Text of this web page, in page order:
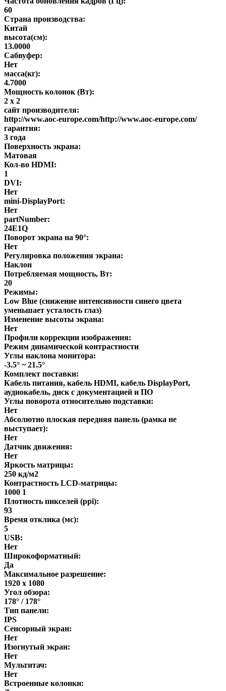
60
Страна производства:
Китай
высота(см):
13.0000
Сабвуфер:
Нет
масса(кг):
4.7000
Мощность колонок (Вт):
2 х 2
сайт производителя:
http://www.aoc-europe.com/http://www.aoc-europe.com/
гарантия:
3 года
Поверхность экрана:
Матовая
Кол-во HDMI:
1
DVI:
Нет
mini-DisplayPort:
Нет
partNumber:
24E1Q
Поворот экрана на 90°:
Нет
Регулировка положения экрана:
Наклон
Потребляемая мощность, Вт:
20
Режимы:
Low Blue (снижение интенсивности синего цвета
уменьшает усталость глаз)
Изменение высоты экрана:
Нет
Профили коррекции изображения:
Режим динамической контрастности
Углы наклона монитора:
-3.5° ~ 21.5°
Комплект поставки:
Кабель питания, кабель HDMI, кабель DisplayPort,
аудиокабель, диск с документацией и ПО
Углы поворота относительно подставки:
Нет
Абсолютно плоская передняя панель (рамка не
выступает):
Нет
Датчик движения:
Нет
Яркость матрицы:
250 кд/м2
Контрастность LCD-матрицы:
1000 1
Плотность пикселей (ppi):
93
Время отклика (мс):
5
USB:
Нет
Широкоформатный:
Да
Максимальное разрешение:
1920 x 1080
Угол обзора:
178° / 178°
Тип панели:
IPS
Сенсорный экран:
Нет
Изогнутый экран:
Нет
Мультитач:
Нет
Встроенные колонки: